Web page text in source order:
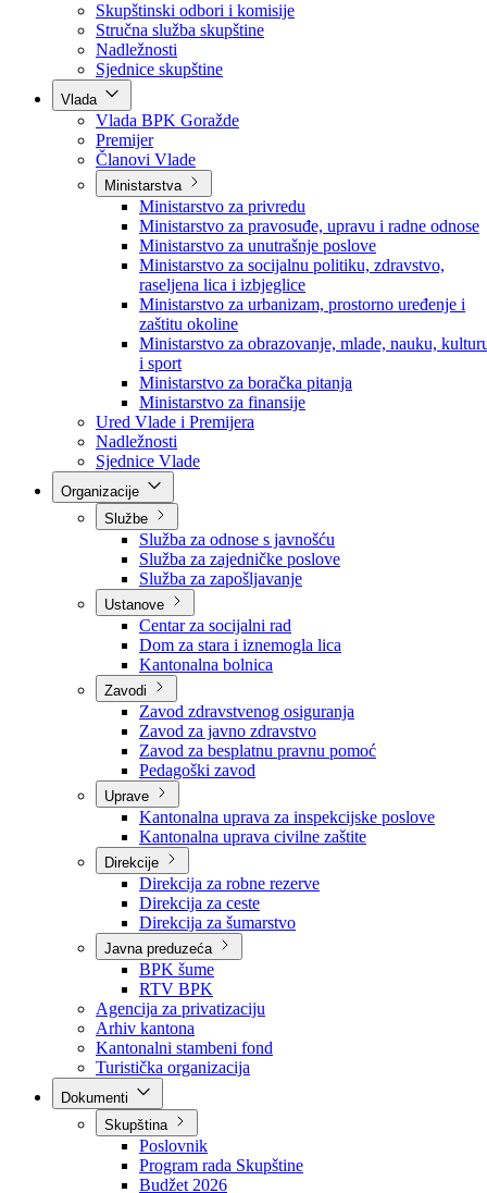
Poslanici po strankama
Poslanici po klubovima naroda
Kolegij skupštine
Skupštinski odbori i komisije
Stručna služba skupštine
Nadležnosti
Sjednice skupštine
Vlada
Vlada BPK Goražde
Premijer
Članovi Vlade
Ministarstva
Ministarstvo za privredu
Ministarstvo za pravosuđe, upravu i radne odnose
Ministarstvo za unutrašnje poslove
Ministarstvo za socijalnu politiku, zdravstvo,
raseljena lica i izbjeglice
Ministarstvo za urbanizam, prostorno uređenje i
zaštitu okoline
Ministarstvo za obrazovanje, mlade, nauku,
i sport
Ministarstvo za boračka pitanja
Ministarstvo za finansije
Ured Vlade i Premijera
Nadležnosti
Sjednice Vlade
Službe
Služba za odnose s javnošću
Služba za zajedničke poslove
Služba za zapošljavanje
Ustanove
Centar za socijalni rad
Dom za stara i iznemogla lica
Kantonalna bolnica
Zavodi
Zavod zdravstvenog osiguranja
Zavod za javno zdravstvo
Zavod za besplatnu pravnu pomoć
Pedagoški zavod
Uprave
Kantonalna uprava za inspekcijske poslove
Kantonalna uprava civilne zaštite
Direkcije
Direkcija za robne rezerve
Direkcija za ceste
Direkcija za šumarstvo
Javna preduzeća
BPK šume
RTV BPK
Agencija za privatizaciju
Arhiv kantona
Kantonalni stambeni fond
Turistička organizacija
Skupština